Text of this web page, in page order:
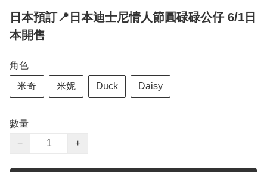
日本預訂📍日本迪士尼情人節圓碌碌公仔 6/1日
本開售
角色
米奇 米妮 Duck Daisy
數量
−
+